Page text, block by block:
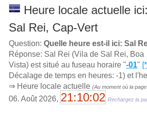
Heure locale actuelle ici:
Sal Rei, Cap-Vert
Question: Quelle heure est-il ici: Sal
Réponse: Sal Rei (Vila de Sal Rei, Boa
Vista) est situé au fuseau horaire "-01"
Décalage de temps en heures: -1) et
⇒ Heure locale actuelle (Au moment où la
06. Août 2026, 21:10:02 Rechargez la